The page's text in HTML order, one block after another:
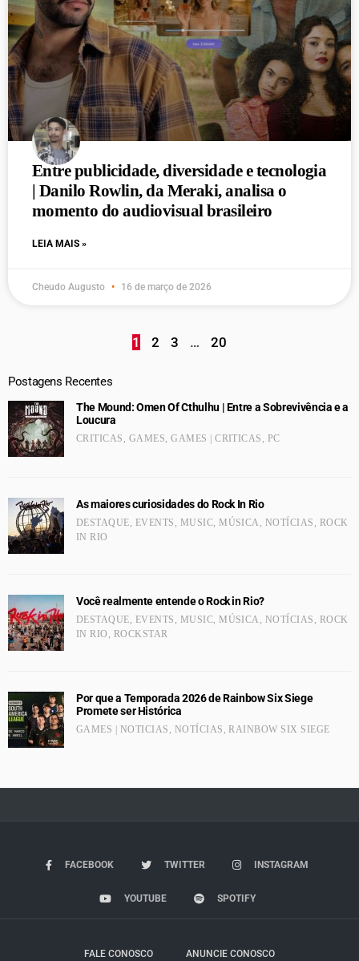
Entre publicidade, diversidade e tecnologia
| Danilo Rowlin, da Meraki, analisa o
momento do audiovisual brasileiro
LEIA MAIS »
Cheudo Augusto 16 de março de 2026
1 2 3 … 20
Postagens Recentes
The Mound: Omen Of Cthulhu | Entre a Sobrevivência e a
Loucura
CRITICAS , GAMES,GAMES | CRITICAS , PC
As maiores curiosidades do Rock In Rio
DESTAQUE, EVENTS , MUSIC,MÚSICA , NOTÍCIAS , ROCK
IN RIO
Você realmente entende o Rock in Rio?
DESTAQUE, EVENTS , MUSIC,MÚSICA , NOTÍCIAS , ROCK
IN RIO , ROCKSTAR
Por que a Temporada 2026 de Rainbow Six Siege
Promete ser Histórica
GAMES | NOTICIAS , NOTÍCIAS ,RAINBOW SIX SIEGE
FACEBOOK TWITTER INSTAGRAM
YOUTUBE SPOTIFY
FALE CONOSCO ANUNCIE CONOSCO